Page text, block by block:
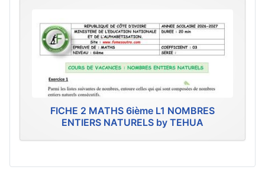
FICHE 2 MATHS 6ième L1 NOMBRES
ENTIERS NATURELS by TEHUA